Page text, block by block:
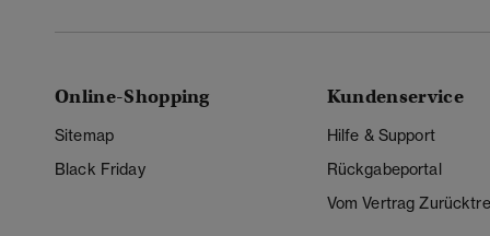
Online-Shopping
Sitemap
Black Friday
Kundenservice
Hilfe & Support
Rückgabeportal
Vom Vertrag